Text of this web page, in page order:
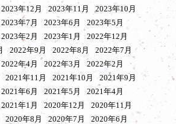
2023年12月 2023年11月
2023年10月
2023年7月 2023年6月
2023年5月
2023年2月 2023年1月
2022年12月
2022年9月 2022年8月
2022年7月
2022年4月 2022年3月
2022年2月
2021年11月 2021年10月
2021年9月
2021年6月 2021年5月
2021年4月
2021年1月 2020年12月
2020年11月
2020年8月 2020年7月
2020年6月